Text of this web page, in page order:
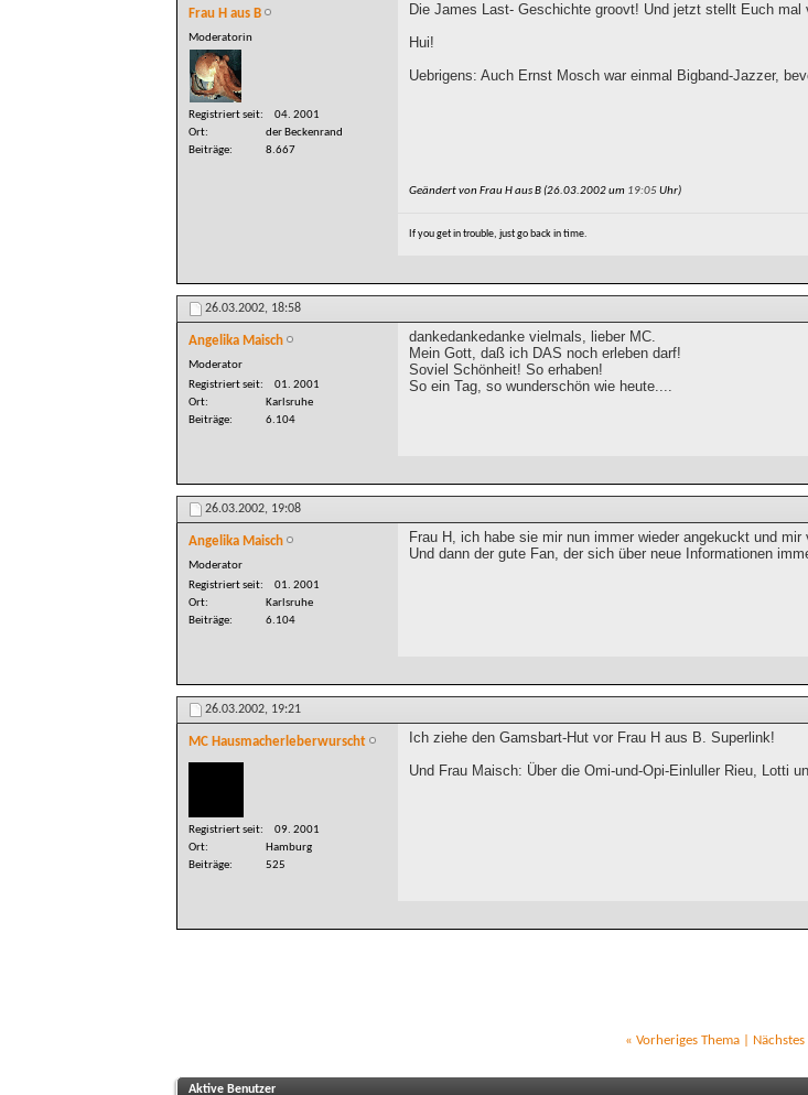
Frau H aus B
Moderatorin
Registriert seit
04. 2001
Ort
der Beckenrand
Beiträge
8.667
Die James Last- Geschichte groovt! Und jetzt stellt Euch mal
Hui!
Uebrigens: Auch Ernst Mosch war einmal Bigband-Jazzer,
Geändert von Frau H aus B (26.03.2002 um 19:05Uhr)
If you get in trouble, just go back in time.
26.03.2002, 18:58
Angelika Maisch
Moderator
Registriert seit
01. 2001
Ort
Karlsruhe
Beiträge
6.104
dankedankedanke vielmals, lieber MC.
Mein Gott, daß ich DAS noch erleben darf!
Soviel Schönheit! So erhaben!
So ein Tag, so wunderschön wie heute....
26.03.2002, 19:08
Angelika Maisch
Moderator
Registriert seit
01. 2001
Ort
Karlsruhe
Beiträge
6.104
Frau H, ich habe sie mir nun immer wieder angekuckt und
Und dann der gute Fan, der sich über neue Informationen
26.03.2002, 19:21
MC Hausmacherleberwurscht
Registriert seit
09. 2001
Ort
Hamburg
Beiträge
525
Ich ziehe den Gamsbart-Hut vor Frau H aus B. Superlink!
Und Frau Maisch: Über die Omi-und-Opi-Einluller Rieu, Lotti
« Vorheriges Thema| Nächstes
Aktive Benutzer